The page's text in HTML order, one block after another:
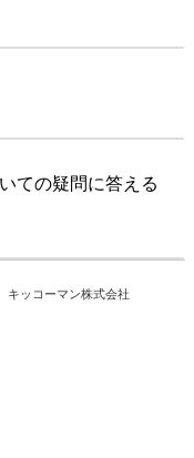
ての疑問に答える
キッコーマン株式会社